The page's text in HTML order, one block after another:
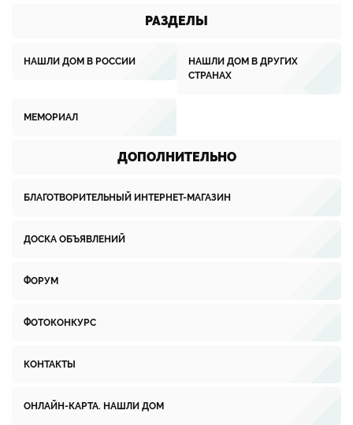
РАЗДЕЛЫ
НАШЛИ ДОМ В РОССИИ
НАШЛИ ДОМ В ДРУГИХ
СТРАНАХ
МЕМОРИАЛ
ДОПОЛНИТЕЛЬНО
БЛАГОТВОРИТЕЛЬНЫЙ ИНТЕРНЕТ-МАГАЗИН
ДОСКА ОБЪЯВЛЕНИЙ
ФОРУМ
ФОТОКОНКУРС
КОНТАКТЫ
ОНЛАЙН-КАРТА. НАШЛИ ДОМ